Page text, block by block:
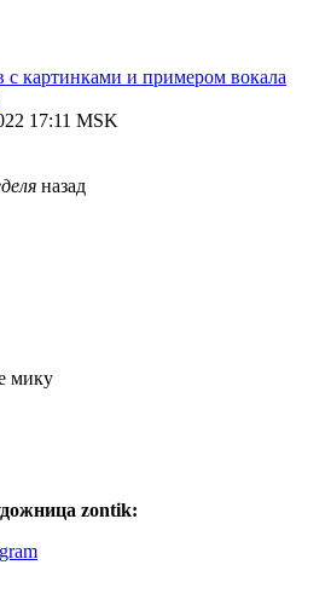
с картинками и примером вокала
17:11 MSK
назад
zontik: